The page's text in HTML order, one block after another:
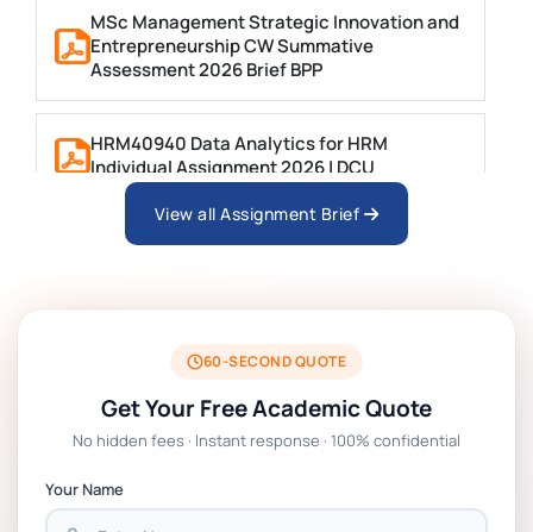
MSc Management Strategic Innovation and
Entrepreneurship CW Summative
Assessment 2026 Brief BPP
HRM40940 Data Analytics for HRM
Individual Assignment 2026 | DCU
ARCH6003 Sustainable Building
BSNS5204 Office Management Assessment 1,
2026 | Open Polytechnic
Global Strategic Supply Chain Management:
Chain Management Assignment PDF 2026
View all Assignment Brief
60-SECOND QUOTE
Get Your Free Academic Quote
No hidden fees · Instant response · 100% confidential
Your Name